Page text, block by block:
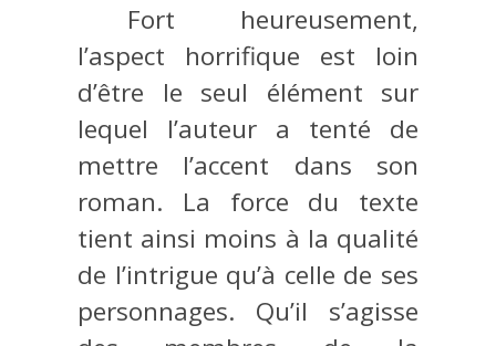
Fort heureusement,
l’aspect horrifique est loin
d’être le seul élément sur
lequel l’auteur a tenté de
mettre l’accent dans son
roman. La force du texte
tient ainsi moins à la qualité
de l’intrigue qu’à celle de ses
personnages. Qu’il s’agisse